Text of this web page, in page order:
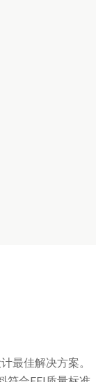
最佳解决方案。